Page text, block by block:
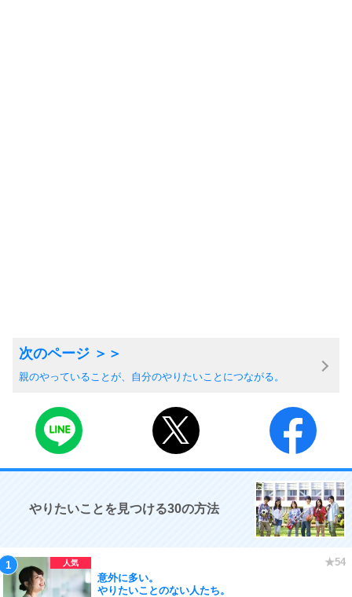
親のやっていることが、自分のやりたいことにつながる。
やりたいことを見つける30の方法
意外に多い。
やりたいことのない人たち。